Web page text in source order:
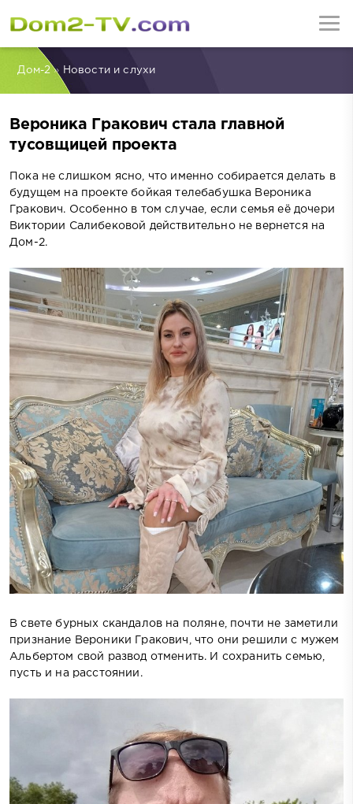
Дом-2» Новости и слухи
Вероника Гракович стала главной
тусовщицей проекта
Пока не слишком ясно, что именно собирается делать в
будущем на проекте бойкая телебабушка Вероника
Гракович. Особенно в том случае, если семья её дочери
Виктории Салибековой действительно не вернется на
Дом-2.
В свете бурных скандалов на поляне, почти не заметили
признание Вероники Гракович, что они решили с мужем
Альбертом свой развод отменить. И сохранить семью,
пусть и на расстоянии.